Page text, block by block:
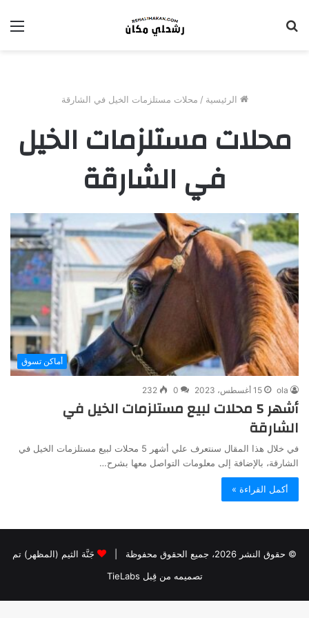
الرئيسية / محلات مستلزمات الخيل في الشارقة
محلات مستلزمات الخيل
في الشارقة
أماكن تسوق
ola 15 أغسطس، 2023 0
232
أشهر 5 محلات لبيع مستلزمات الخيل في
الشارقة
في خلال هذا المقال سنتعرف علي أشهر 5 محلات لبيع مستلزمات الخيل في
الشارقة، بالإضافة إلى معلومات التواصل معها بشرح…
أكمل القراءة »
© حقوق النشر 2026، جميع الحقوق محفوظة |
جَنَّة الثيم (المظهر) تم
تصميمه من قِبل TieLabs